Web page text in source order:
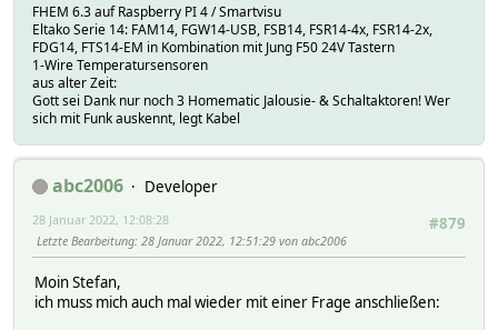
FHEM 6.3 auf Raspberry PI 4 / Smartvisu
Eltako Serie 14: FAM14, FGW14-USB, FSB14, FSR14-4x, FSR14-2x,
FDG14, FTS14-EM in Kombination mit Jung F50 24V Tastern
1-Wire Temperatursensoren
aus alter Zeit:
Gott sei Dank nur noch 3 Homematic Jalousie- & Schaltaktoren! Wer
sich mit Funk auskennt, legt Kabel
abc2006
Developer
#879
28 Januar 2022, 12:08:28
Letzte Bearbeitung: 28 Januar 2022, 12:51:29 von abc2006
Moin Stefan,
ich muss mich auch mal wieder mit einer Frage anschließen: